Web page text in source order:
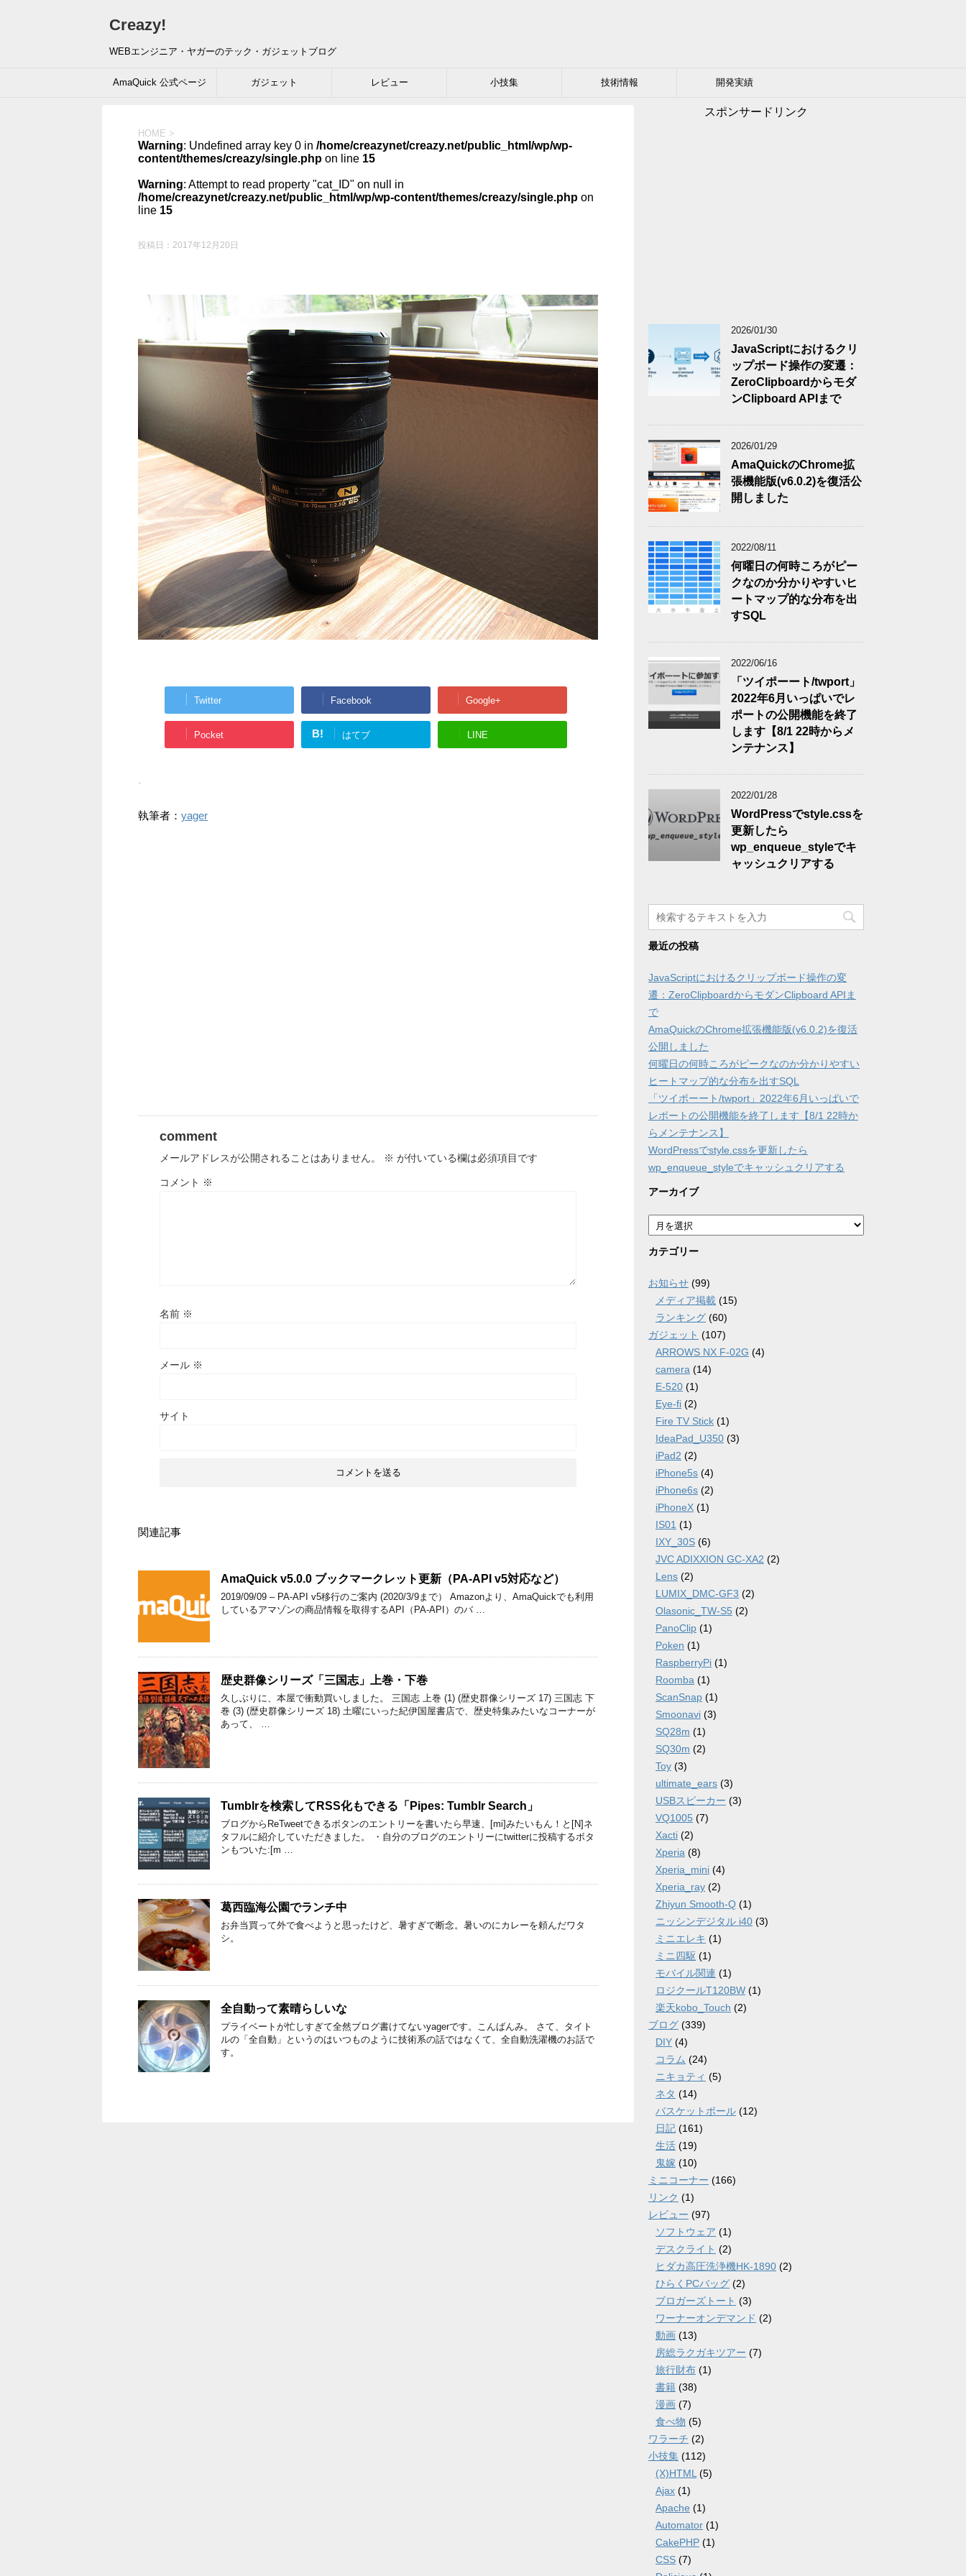
Creazy!
WEBエンジニア・ヤガーのテック・ガジェットブログ
AmaQuick 公式ページ ガジェット レビュー 小技集 技術情報 開発実績
HOME >
Warning: Undefined array key 0 in /home/creazynet/creazy.net/public_html/wp/wp-
content/themes/creazy/single.php on line 15
Warning: Attempt to read property "cat_ID" on null in
/home/creazynet/creazy.net/public_html/wp/wp-content/themes/creazy/single.php on
line 15
投稿日： 2017年12月20日
Twitter Facebook Google+
Pocket B! はてブ LINE
-
執筆者： yager
comment
メールアドレスが公開されることはありません。 ※ が付いている欄は必須項目です
コメント ※
名前 ※
メール ※
サイト
関連記事
AmaQuick v5.0.0 ブックマークレット更新（PA-API v5対応など）
2019/09/09 – PA-API v5移行のご案内 (2020/3/9まで） Amazonより、AmaQuickでも利用
しているアマゾンの商品情報を取得するAPI（PA-API）のバ …
歴史群像シリーズ「三国志」上巻・下巻
久しぶりに、本屋で衝動買いしました。 三国志 上巻 (1) (歴史群像シリーズ 17) 三国志 下
巻 (3) (歴史群像シリーズ 18) 土曜にいった紀伊国屋書店で、歴史特集みたいなコーナーが
あって、 …
Tumblrを検索してRSS化もできる「Pipes: Tumblr Search」
ブログからReTweetできるボタンのエントリーを書いたら早速、[mi]みたいもん！と[N]ネ
タフルに紹介していただきました。 ・自分のブログのエントリーにtwitterに投稿するボタ
ンもついた:[m …
葛西臨海公園でランチ中
お弁当買って外で食べようと思ったけど、暑すぎで断念。暑いのにカレーを頼んだワタ
シ。
全自動って素晴らしいな
プライベートが忙しすぎて全然ブログ書けてないyagerです。こんばんみ。 さて、タイト
ルの「全自動」というのはいつものように技術系の話ではなくて、全自動洗濯機のお話で
す。
スポンサードリンク
2026/01/30
JavaScriptにおけるクリ
ップボード操作の変遷：
ZeroClipboardからモダ
ンClipboard APIまで
2026/01/29
AmaQuickのChrome拡
張機能版(v6.0.2)を復活公
開しました
2022/08/11
何曜日の何時ころがピー
クなのか分かりやすいヒ
ートマップ的な分布を出
すSQL
2022/06/16
「ツイポーート/twport」
2022年6月いっぱいでレ
ポートの公開機能を終了
します【8/1 22時からメ
ンテナンス】
2022/01/28
WordPressでstyle.cssを
更新したら
wp_enqueue_styleでキ
ャッシュクリアする
最近の投稿
JavaScriptにおけるクリップボード操作の変
遷：ZeroClipboardからモダンClipboard APIま
で
AmaQuickのChrome拡張機能版(v6.0.2)を復活
公開しました
何曜日の何時ころがピークなのか分かりやすい
ヒートマップ的な分布を出すSQL
「ツイポーート/twport」2022年6月いっぱいで
レポートの公開機能を終了します【8/1 22時か
らメンテナンス】
WordPressでstyle.cssを更新したら
wp_enqueue_styleでキャッシュクリアする
アーカイブ
ア
ー
カ
ブ
カテゴリー
お知らせ (99)
メディア掲載 (15)
ランキング (60)
ガジェット (107)
ARROWS NX F-02G (4)
camera (14)
E-520 (1)
Eye-fi (2)
Fire TV Stick (1)
IdeaPad_U350 (3)
iPad2 (2)
iPhone5s (4)
iPhone6s (2)
iPhoneX (1)
IS01 (1)
IXY_30S (6)
JVC ADIXXION GC-XA2 (2)
Lens (2)
LUMIX_DMC-GF3 (2)
Olasonic_TW-S5 (2)
PanoClip (1)
Poken (1)
RaspberryPi (1)
Roomba (1)
ScanSnap (1)
Smoonavi (3)
SQ28m (1)
SQ30m (2)
Toy (3)
ultimate_ears (3)
USBスピーカー (3)
VQ1005 (7)
Xacti (2)
Xperia (8)
Xperia_mini (4)
Xperia_ray (2)
Zhiyun Smooth-Q (1)
ニッシンデジタル i40 (3)
ミニエレキ (1)
ミニ四駆 (1)
モバイル関連 (1)
ロジクールT120BW (1)
楽天kobo_Touch (2)
ブログ (339)
DIY (4)
コラム (24)
ニキョティ (5)
ネタ (14)
バスケットボール (12)
日記 (161)
生活 (19)
鬼嫁 (10)
ミニコーナー (166)
リンク (1)
レビュー (97)
ソフトウェア (1)
デスクライト (2)
ヒダカ高圧洗浄機HK-1890 (2)
ひらくPCバッグ (2)
ブロガーズトート (3)
ワーナーオンデマンド (2)
動画 (13)
房総ラクガキツアー (7)
旅行財布 (1)
書籍 (38)
漫画 (7)
食べ物 (5)
ワラーチ (2)
小技集 (112)
(X)HTML (5)
Ajax (1)
Apache (1)
Automator (1)
CakePHP (1)
CSS (7)